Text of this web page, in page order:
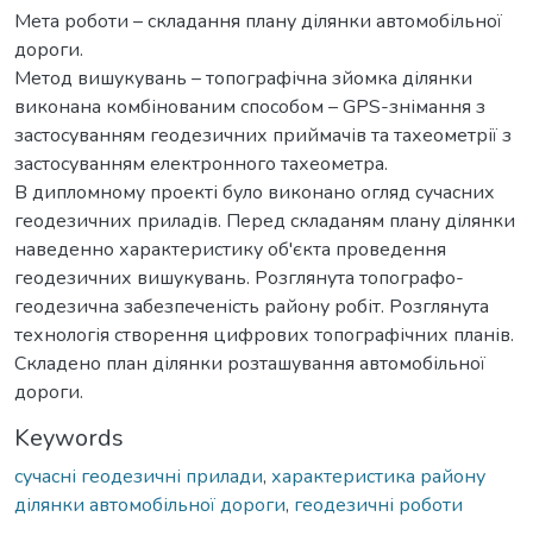
Мета роботи – складання плану ділянки автомобільної
дороги.
Метод вишукувань – топографічна зйомка ділянки
виконана комбінованим способом – GPS-знімання з
застосуванням геодезичних приймачів та тахеометрії з
застосуванням електронного тахеометра.
В дипломному проекті було виконано огляд сучасних
геодезичних приладів. Перед складаням плану ділянки
наведенно характеристику об'єкта проведення
геодезичних вишукувань. Розглянута топографо-
геодезична забезпеченість району робіт. Розглянута
технологія створення цифрових топографічних планів.
Складено план ділянки розташування автомобільної
дороги.
Keywords
сучасні геодезичні прилади, характеристика району
ділянки автомобільної дороги, геодезичні роботи